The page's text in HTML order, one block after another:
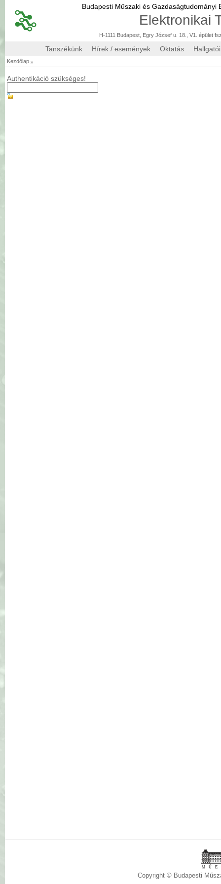
Budapesti Műszaki és Gazdaságtudományi
Elektronikai
H-1111 Budapest, Egry József u. 18., V1. épület
Tanszékünk Hírek / események Oktatás
Kezdőlap »
Authentikáció szükséges!
Copyright © Budapesti